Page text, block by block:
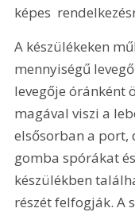
képes
A készülékeken
mennyiségű
levegője óránként
magával viszi a
elsősorban a port,
gomba spórákat
készülékben
részét felfogják. A